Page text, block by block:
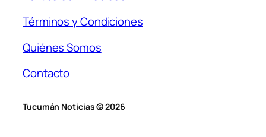
Términos y Condiciones
Quiénes Somos
Contacto
Tucumán Noticias © 2026